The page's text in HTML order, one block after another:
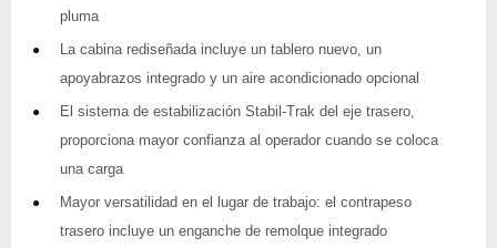
pluma
La cabina rediseñada incluye un tablero nuevo, un
apoyabrazos integrado y un aire acondicionado opcional
El sistema de estabilización Stabil-Trak del eje trasero,
proporciona mayor confianza al operador cuando se coloca
una carga
Mayor versatilidad en el lugar de trabajo: el contrapeso
trasero incluye un enganche de remolque integrado